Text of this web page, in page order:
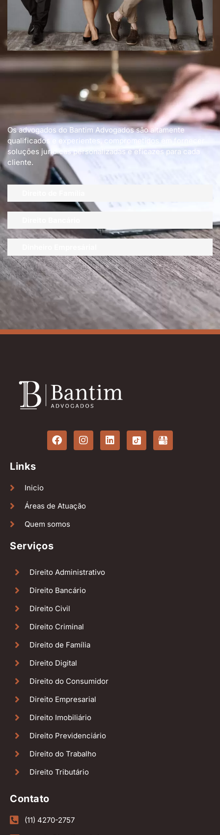
Os advogados do Bantim Advogados são altamente
qualificados e experientes, comprometidos em fornecer
soluções jurídicas personalizadas e eficazes para cada
cliente.
Links
Inicio
Áreas de Atuação
Quem somos
Serviços
Direito Administrativo
Direito Bancário
Direito Civil
Direito Criminal
Direito de Família
Direito Digital
Direito do Consumidor
Direito Empresarial
Direito Imobiliário
Direito Previdenciário
Direito do Trabalho
Direito Tributário
Contato
(11) 4270-2757